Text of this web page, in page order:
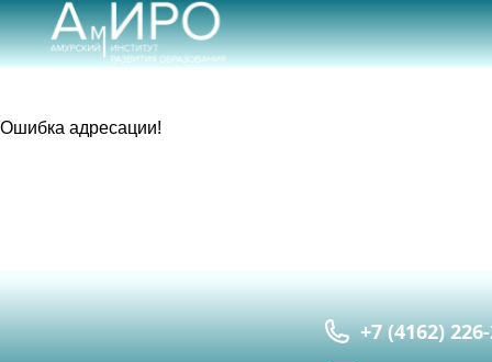
Ошибка адресации!
+7 (4162)